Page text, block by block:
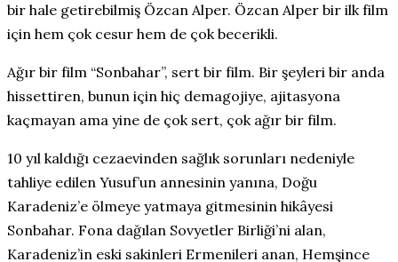
bir hale getirebilmiş Özcan Alper. Özcan Alper bir ilk film
için hem çok cesur hem de çok becerikli.
Ağır bir film “Sonbahar”, sert bir film. Bir şeyleri bir anda
hissettiren, bunun için hiç demagojiye, ajitasyona
kaçmayan ama yine de çok sert, çok ağır bir film.
10 yıl kaldığı cezaevinden sağlık sorunları nedeniyle
tahliye edilen Yusuf’un annesinin yanına, Doğu
Karadeniz’e ölmeye yatmaya gitmesinin hikâyesi
Sonbahar. Fona dağılan Sovyetler Birliği’ni alan,
Karadeniz’in eski sakinleri Ermenileri anan, Hemşince